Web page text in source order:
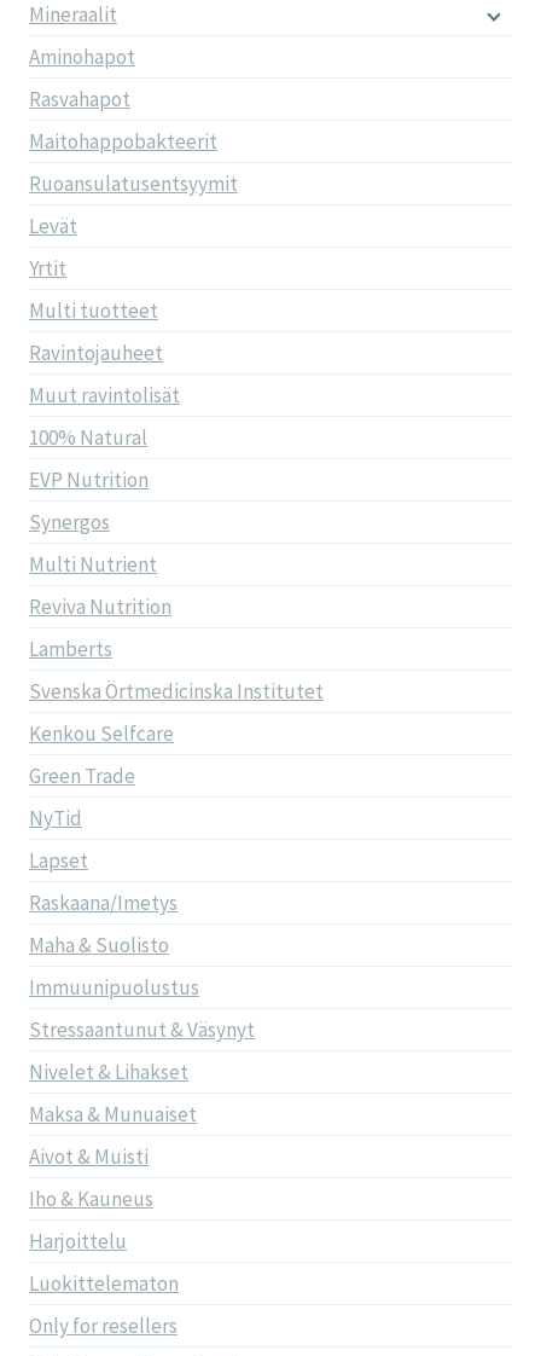
Mineraalit
Aminohapot
Rasvahapot
Maitohappobakteerit
Ruoansulatusentsyymit
Levät
Yrtit
Multi tuotteet
Ravintojauheet
Muut ravintolisät
100% Natural
EVP Nutrition
Synergos
Multi Nutrient
Reviva Nutrition
Lamberts
Svenska Örtmedicinska Institutet
Kenkou Selfcare
Green Trade
NyTid
Lapset
Raskaana/Imetys
Maha & Suolisto
Immuunipuolustus
Stressaantunut & Väsynyt
Nivelet & Lihakset
Maksa & Munuaiset
Aivot & Muisti
Iho & Kauneus
Harjoittelu
Luokittelematon
Only for resellers